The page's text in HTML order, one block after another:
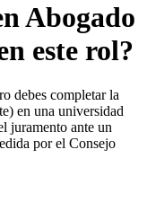
Abogado
este rol?
debes completar la
en una universidad
juramento ante un
por el Consejo